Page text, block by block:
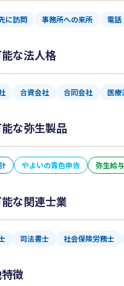
に訪問 事務所への来所 電話
な法人格
合資会社 合同会社 医療
な弥生製品
やよいの青色申告 弥生給与
な関連士業
司法書士 社会保険労務士
徴